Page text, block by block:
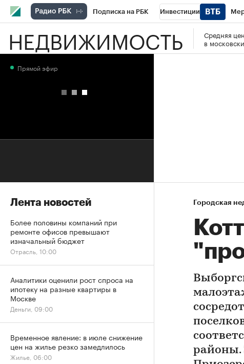
Подписка на РБК Инвестиции
РБК Вино Спорт Школа управления РБК
НЕДВИЖИМОСТЬ
Средняя
в
Городская
районы.
Прямой эфир
Лента новостей
Более половины компаний при
ремонте офисов превышают
изначальный бюджет
Отрасль, 10:00
Аналитики оценили рост спроса на
ипотеку на разные квартиры в
Москве
Деньги, 09:00
Временное явление: в июле снижение
цен на жилье резко замедлилось
Жилье, 06:00